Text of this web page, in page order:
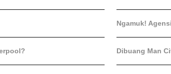
Ngamuk!
Dibuang Man